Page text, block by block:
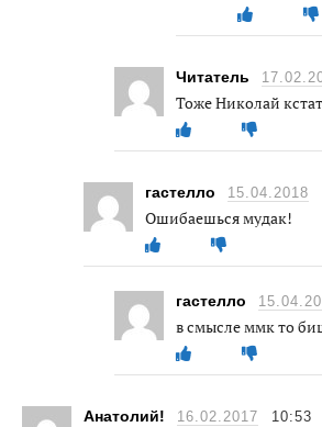
Читатель
Тоже Николай
гастелло 15.04.2018
Ошибаешься мудак!
гастелло
в смысле ммк то
Анатолий! 16.02.2017 10:53